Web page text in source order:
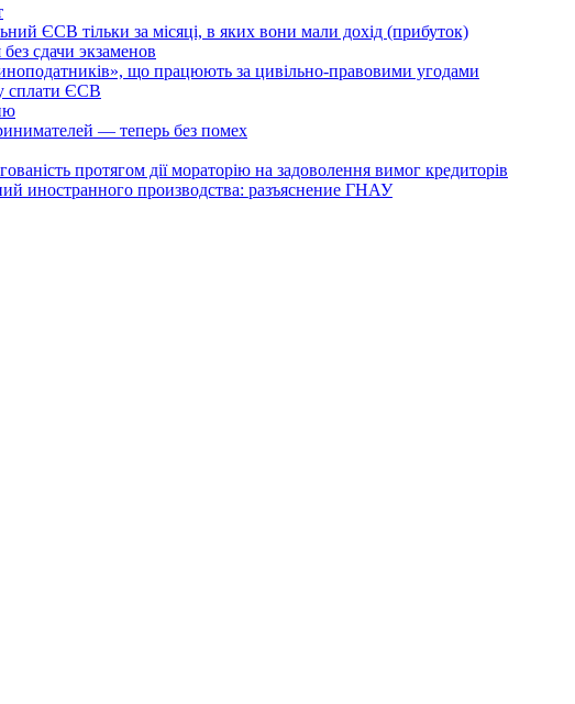
ЄСВ тільки за місяці, в яких вони мали дохід (прибуток)
сдачи экзаменов
що працюють за цивільно-правовими угодами
сплати ЄСВ
— теперь без помех
протягом дії мораторію на задоволення вимог кредиторів
иностранного производства: разъяснение ГНАУ